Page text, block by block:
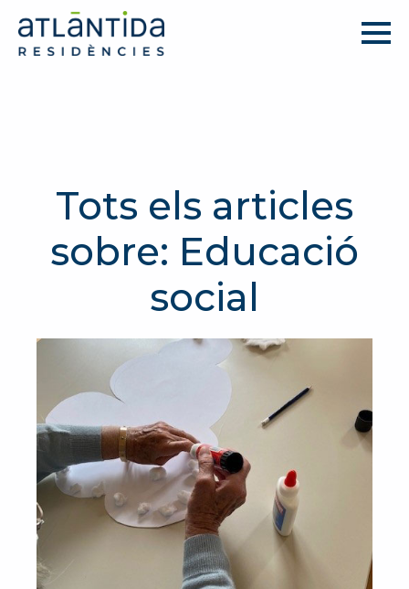
Tots els articles
sobre: Educació
social